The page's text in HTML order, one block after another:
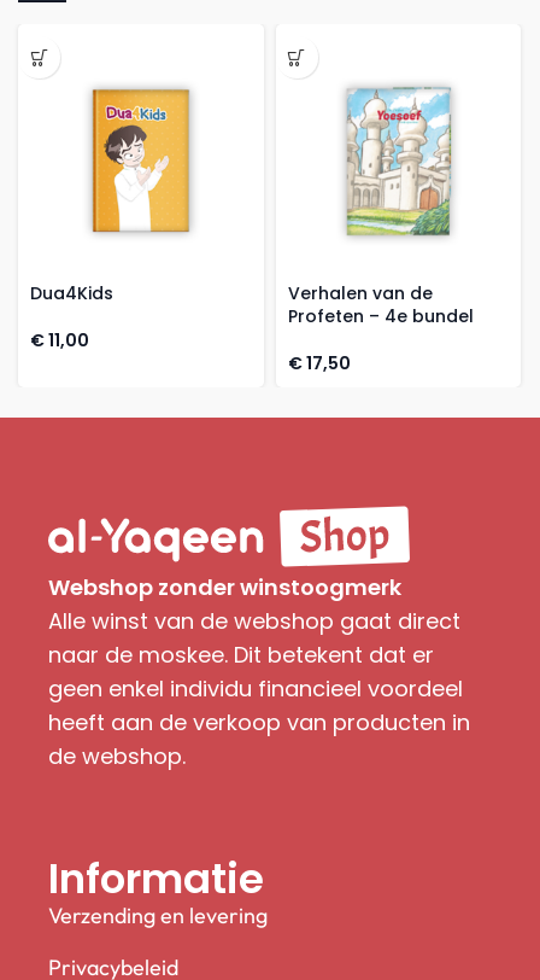
Dua4Kids
€11,00
Verhalen van de
Profeten – 4e bundel
€17,50
Webshop zonder winstoogmerk
Alle winst van de webshop gaat direct
naar de moskee. Dit betekent dat er
geen enkel individu financieel voordeel
heeft aan de verkoop van producten in
de webshop.
Informatie
Verzending en levering
Privacybeleid